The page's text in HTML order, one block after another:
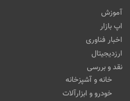
آموزش
اپ بازار
اخبار فناوری
ارزدیجیتال
نقد و بررسی
خانه و آشپزخانه
خودرو و ابزارآلات